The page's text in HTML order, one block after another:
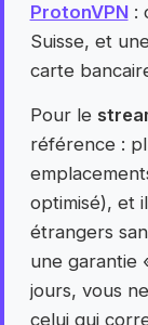
ProtonVPN:
Suisse, et
carte
Pour le
référence :
optimisé), et
étrangers
une garantie
jours, vous
celui qui